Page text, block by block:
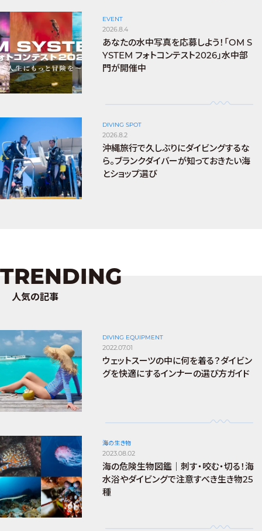
EVENT
2026.8.4
あなたの水中写真を応募しよう！「OM S
YSTEM フォトコンテスト2026」水中部
門が開催中
DIVING SPOT
2026.8.2
沖縄旅行で久しぶりにダイビングするな
ら。ブランクダイバーが知っておきたい海
とショップ選び
TRENDING
人気の記事
DIVING EQUIPMENT
2022.07.01
ウェットスーツの中に何を着る？ダイビン
グを快適にするインナーの選び方ガイド
海の生き物
2023.08.02
海の危険生物図鑑｜刺す・咬む・切る！海
水浴やダイビングで注意すべき生き物25
種